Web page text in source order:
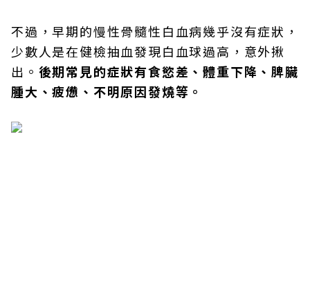
不過，早期的慢性骨髓性白血病幾乎沒有症狀，
少數人是在健檢抽血發現白血球過高，意外揪
出。 後期常見的症狀有食慾差、體重下降、脾臟
腫大、疲憊、不明原因發燒等。